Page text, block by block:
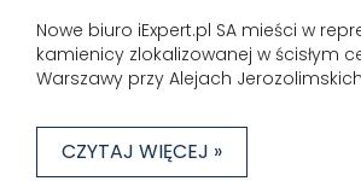
Nowe biuro iExpert.pl SA mieści w
kamienicy zlokalizowanej w ścisłym
Warszawy przy Alejach
CZYTAJ WIĘCEJ »